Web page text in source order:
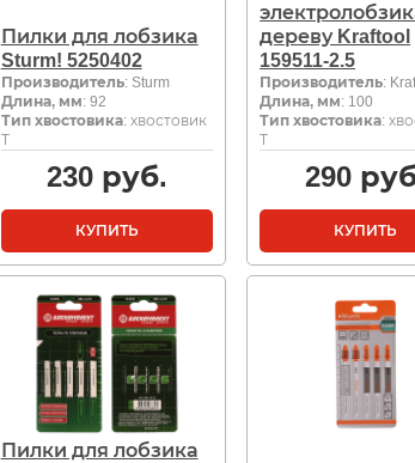
Пилки для лобзика
Sturm! 5250402
Производитель: Sturm
Длина, мм: 92
Тип хвостовика: хвостовик
Т
230руб.
КУПИТЬ
дереву Kraftool
159511-2.5
Производитель:
Длина, мм: 100
Тип хвостовика:
Т
290
КУПИТЬ
Пилки для лобзика